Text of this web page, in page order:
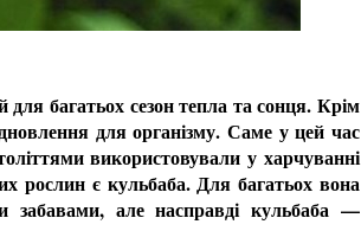
багатьох сезон тепла та сонця. Крім
для організму. Саме у цей час
використовували у харчуванні
рослин є кульбаба. Для багатьох вона
але насправді кульбаба —